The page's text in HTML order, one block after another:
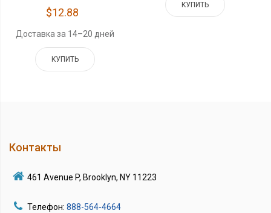
$12.88
Доставка за 14–20 дней
КУПИТЬ
КУПИТЬ
Контакты
461 Avenue P, Brooklyn, NY 11223
Телефон: 888-564-4664